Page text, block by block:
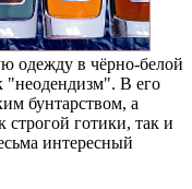
одежду в чёрно-белой
"неодендизм". В его
бунтарством, а
строгой готики, так и
интересный